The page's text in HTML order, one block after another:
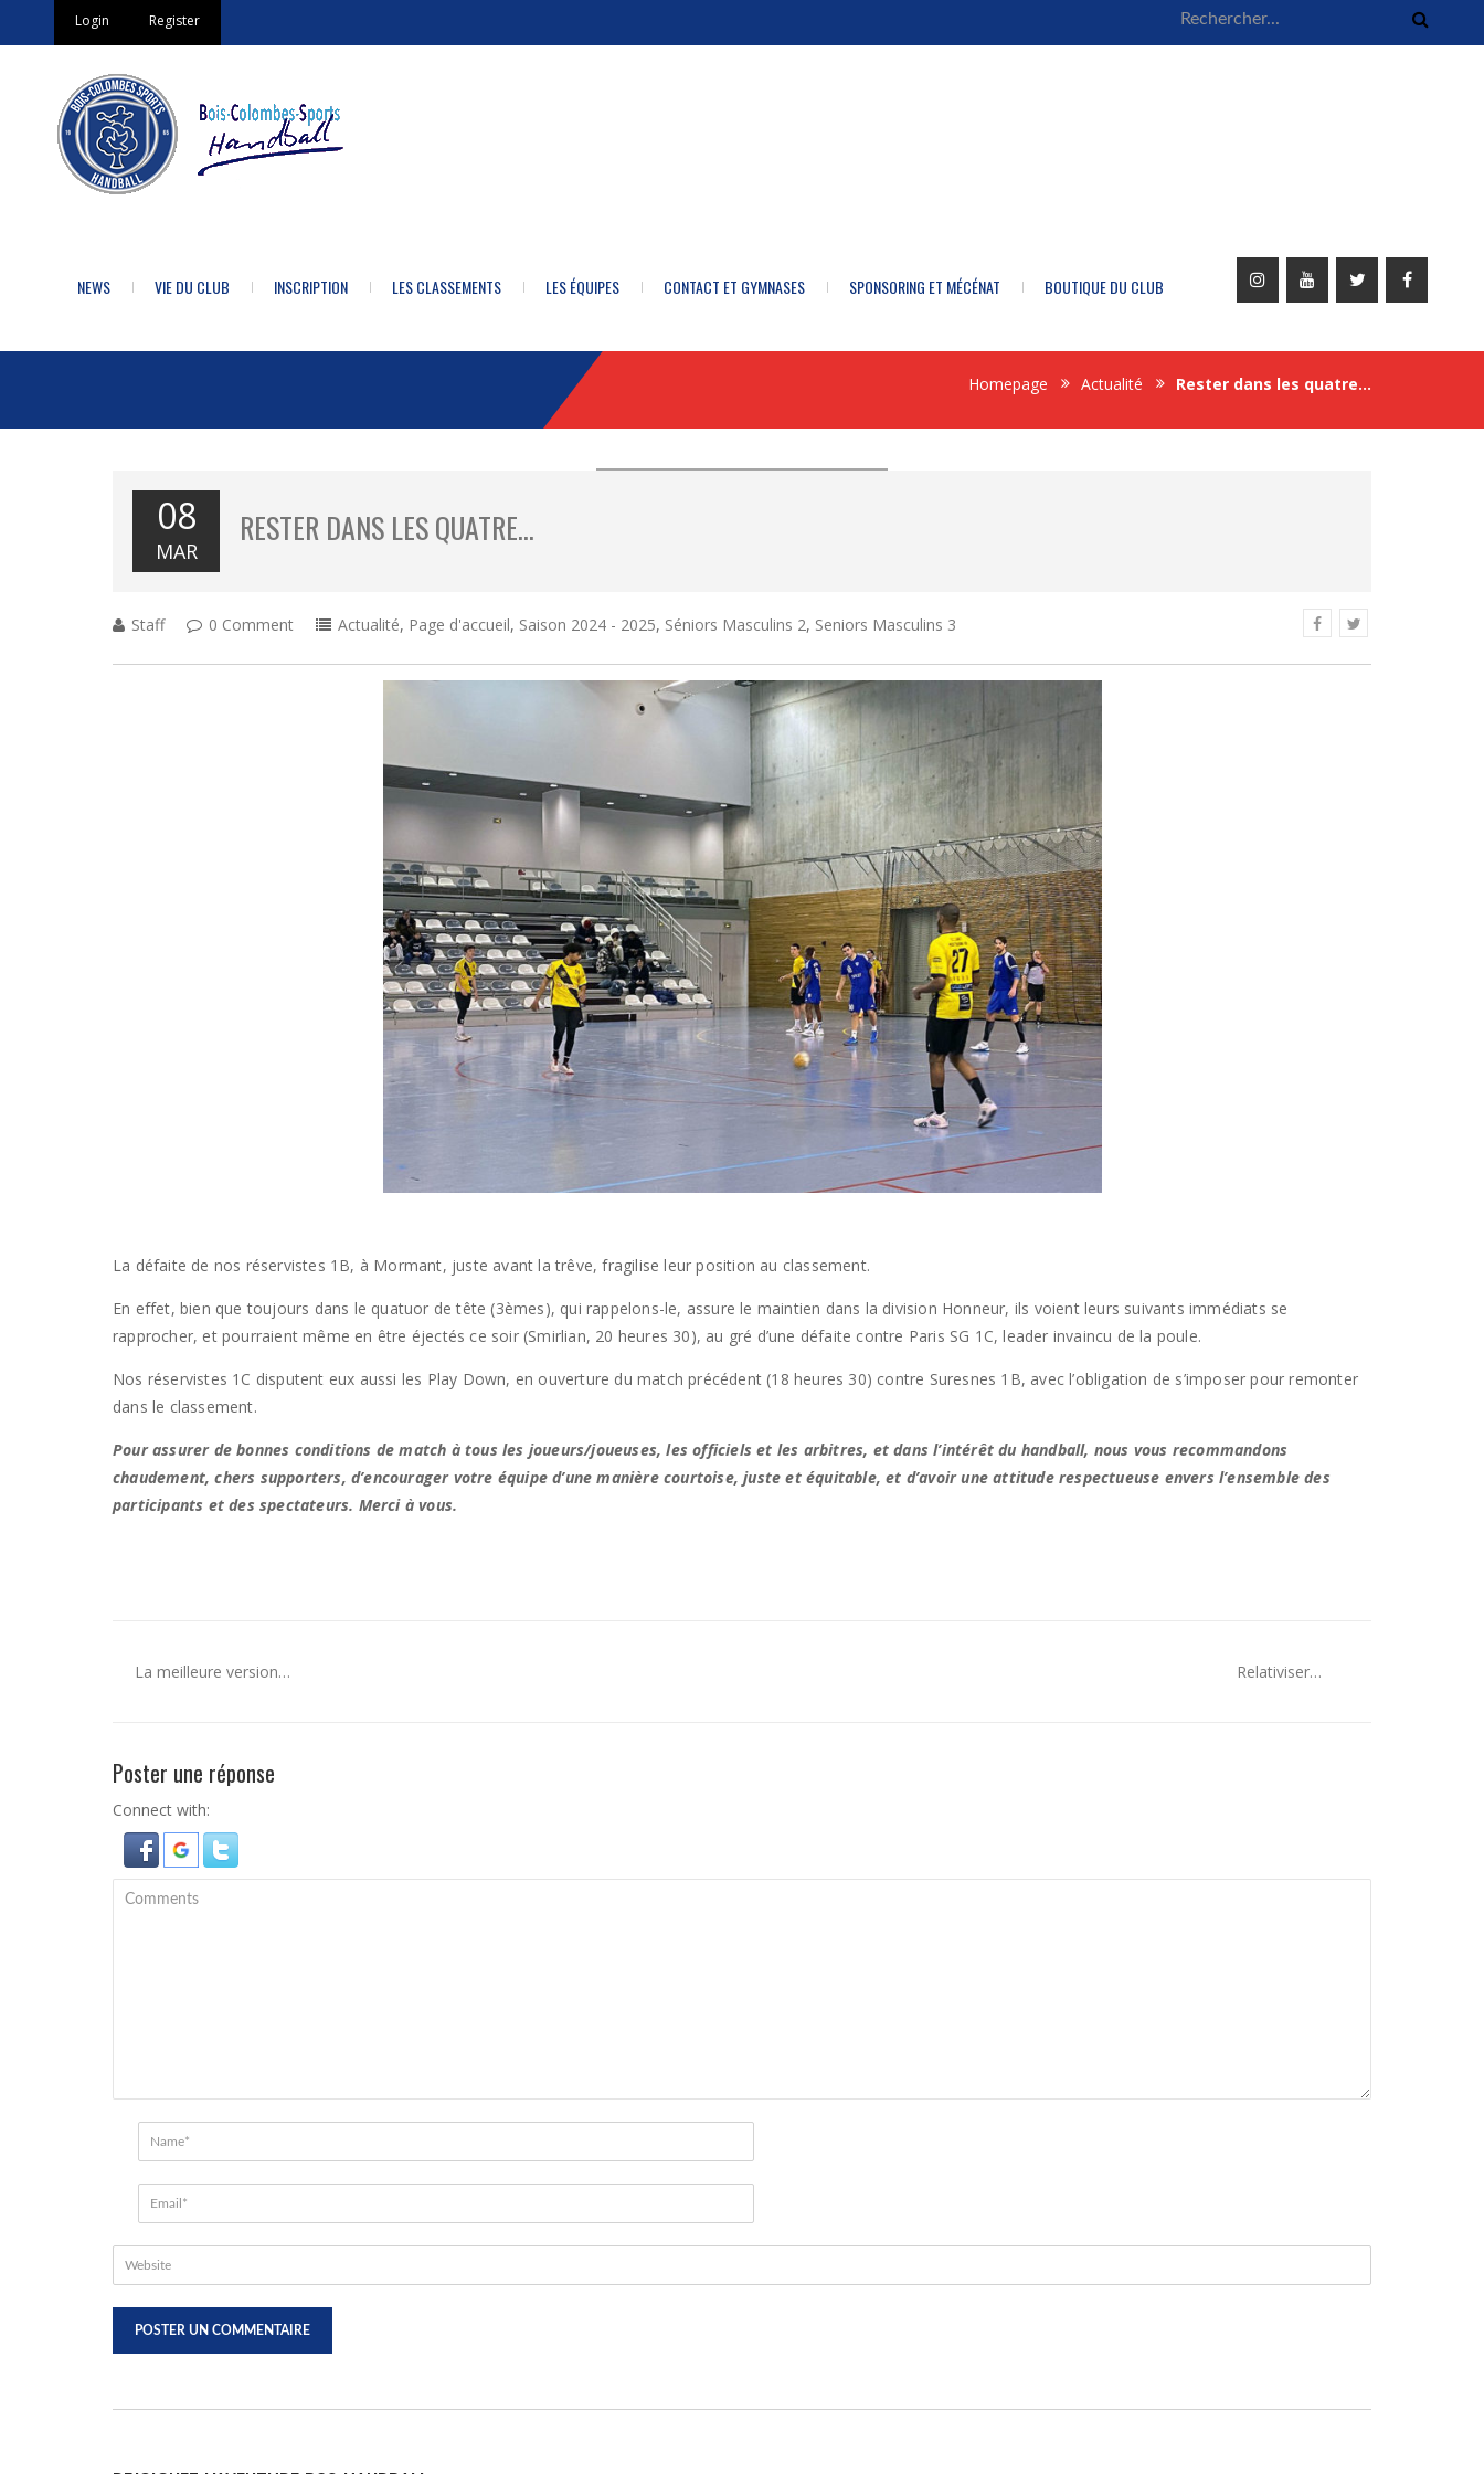
Login Register
NEWS VIE DU CLUB INSCRIPTION LES CLASSEMENTS LES ÉQUIPES CONTACT ET GYMNASES SPONSORING ET MÉCÉNAT BOUTIQUE DU CLUB
Homepage Actualité Rester dans les quatre…
08
MAR
RESTER DANS LES QUATRE…
Staff 0 Comment Actualité, Page d'accueil, Saison 2024 - 2025, Séniors Masculins 2, Seniors Masculins 3
La défaite de nos réservistes 1B, à Mormant, juste avant la trêve, fragilise leur position au classement.
En effet, bien que toujours dans le quatuor de tête (3èmes), qui rappelons-le, assure le maintien dans la division Honneur, ils voient leurs suivants immédiats se
rapprocher, et pourraient même en être éjectés ce soir (Smirlian, 20 heures 30), au gré d’une défaite contre Paris SG 1C, leader invaincu de la poule.
Nos réservistes 1C disputent eux aussi les Play Down, en ouverture du match précédent (18 heures 30) contre Suresnes 1B, avec l’obligation de s’imposer pour remonter
dans le classement.
Pour assurer de bonnes conditions de match à tous les joueurs/joueuses, les officiels et les arbitres, et dans l’intérêt du handball, nous vous recommandons
chaudement, chers supporters, d’encourager votre équipe d’une manière courtoise, juste et équitable, et d’avoir une attitude respectueuse envers l’ensemble des
participants et des spectateurs. Merci à vous.
La meilleure version… Relativiser…
Poster une réponse
Connect with: